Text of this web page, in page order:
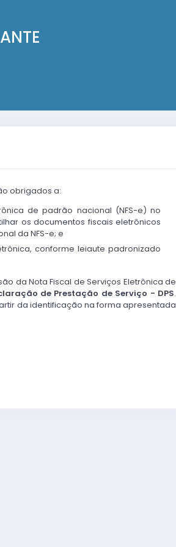
obrigados a:
de padrão nacional (NFS-e) no
os documentos fiscais eletrônicos
da NFS-e; e
conforme leiaute padronizado
da Nota Fiscal de Serviços Eletrônica de
de Prestação de Serviço - DPS.
da identificação na forma apresentada